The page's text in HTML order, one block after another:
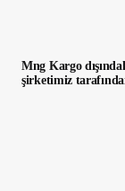
Mng Kargo
şirketimiz